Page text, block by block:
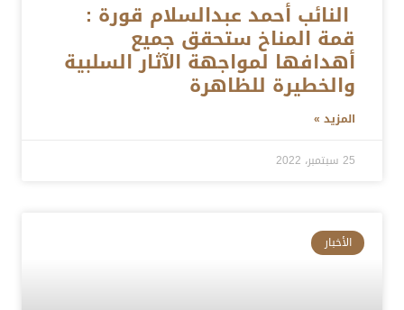
النائب أحمد عبدالسلام قورة :
قمة المناخ ستحقق جميع
أهدافها لمواجهة الآثار السلبية
والخطيرة للظاهرة
المزيد »
25 سبتمبر، 2022
الأخبار